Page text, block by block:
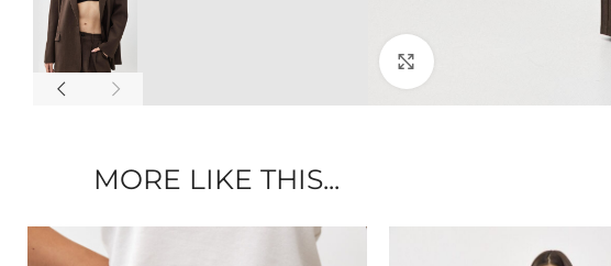
MORE LIKE THIS...